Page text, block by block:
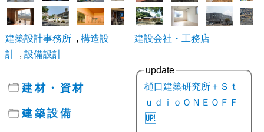
建築設計事務所 , 構造設
計 , 設備設計
建設会社・工務店
update
樋口建築研究所＋Ｓｔ
ｕｄｉｏＯＮＥＯＦＦ
🆙
建材・資材
建築設備